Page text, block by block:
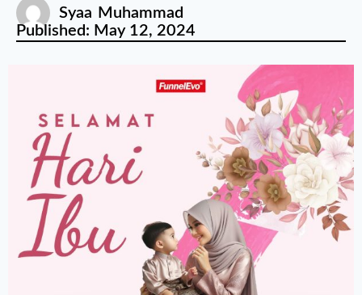
Syaa Muhammad
Published: May 12, 2024